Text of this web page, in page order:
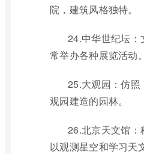
院，建筑风格独特。
24.中华世纪坛
常举办各种展览活动。
25.大观园：仿
观园建造的园林。
26.北京天文馆
以观测星空和学习天